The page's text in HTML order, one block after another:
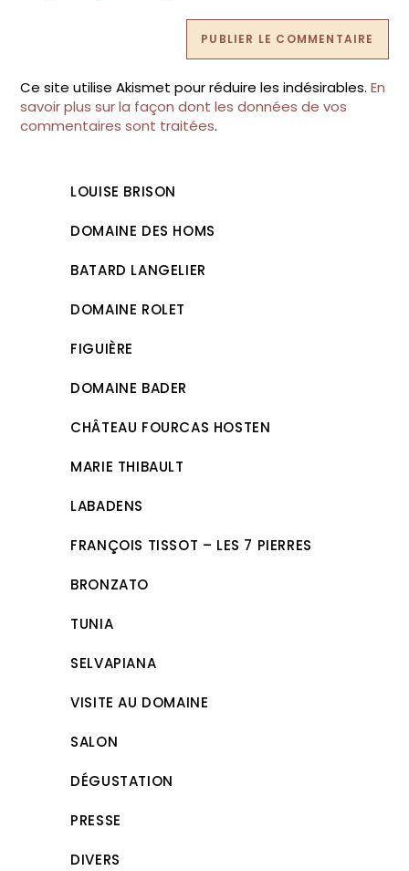
Ce site utilise Akismet pour réduire les indésirables.En
savoir plus sur la façon dont les données de vos
commentaires sont traitées.
LOUISE BRISON
DOMAINE DES HOMS
BATARD LANGELIER
DOMAINE ROLET
FIGUIÈRE
DOMAINE BADER
CHÂTEAU FOURCAS HOSTEN
MARIE THIBAULT
LABADENS
FRANÇOIS TISSOT – LES 7 PIERRES
BRONZATO
TUNIA
SELVAPIANA
VISITE AU DOMAINE
SALON
DÉGUSTATION
PRESSE
DIVERS